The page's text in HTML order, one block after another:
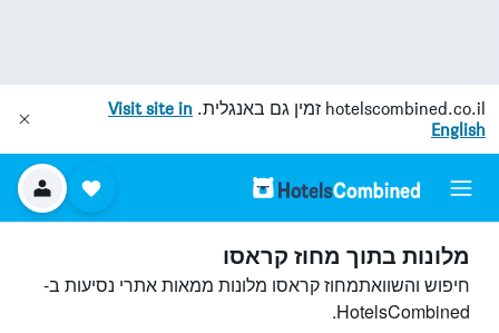
hotelscombined.co.il זמין גם באנגלית. Visit site in
English
מלונות בתוך מחוז קראסו
חיפוש והשוואתמחוז קראסו מלונות ממאות אתרי נסיעות ב-
HotelsCombined.